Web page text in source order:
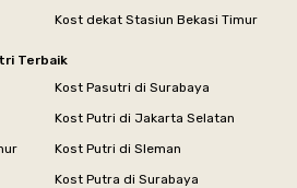
Kost dekat Stasiun Bekasi Timur
Terbaik
Kost Pasutri di Surabaya
Kost Putri di Jakarta Selatan
Kost Putri di Sleman
Kost Putra di Surabaya